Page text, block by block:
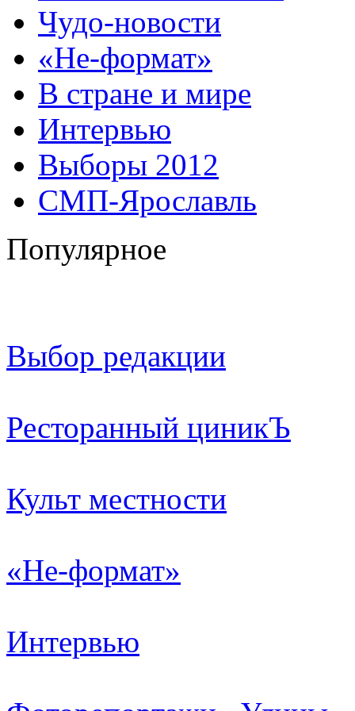
Чудо-новости
«Не-формат»
В стране и мире
Интервью
Выборы 2012
СМП-Ярославль
Популярное
Выбор редакции
Ресторанный циникЪ
Культ местности
«Не-формат»
Интервью